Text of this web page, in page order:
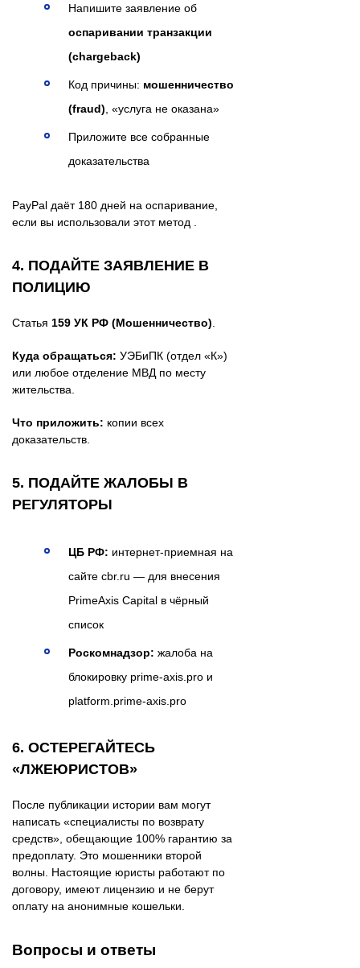
Напишите заявление об
оспаривании транзакции
(chargeback)
Код причины: мошенничество
(fraud) , «услуга не оказана»
Приложите все собранные
доказательства
PayPal даёт 180 дней на оспаривание,
если вы использовали этот метод .
4. ПОДАЙТЕ ЗАЯВЛЕНИЕ В
ПОЛИЦИЮ
Статья 159 УК РФ (Мошенничество)
Куда обращаться: УЭБиПК (отдел «К»)
или любое отделение МВД по месту
жительства.
Что приложить: копии всех
доказательств.
5. ПОДАЙТЕ ЖАЛОБЫ В
РЕГУЛЯТОРЫ
ЦБ РФ: интернет-приемная на
сайте cbr.ru — для внесения
PrimeAxis Capital в чёрный
список
Роскомнадзор: жалоба на
блокировку prime-axis.pro и
platform.prime-axis.pro
6. ОСТЕРЕГАЙТЕСЬ
«ЛЖЕЮРИСТОВ»
После публикации истории вам могут
написать «специалисты по возврату
средств», обещающие 100% гарантию за
предоплату. Это мошенники второй
волны. Настоящие юристы работают по
договору, имеют лицензию и не берут
оплату на анонимные кошельки.
Вопросы и ответы